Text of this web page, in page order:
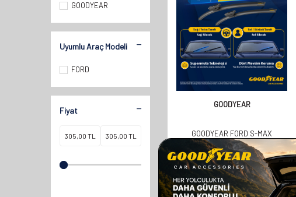
GOODYEAR
Uyumlu Araç Modeli
FORD
Fiyat
GOODYEAR
GOODYEAR FORD S-MAX
SUPERMUTE 2'LI MUZ SILECEK
TAKIMI 2006-2008 MPV
(750MM+650MM)
610,00TL
305,00TL